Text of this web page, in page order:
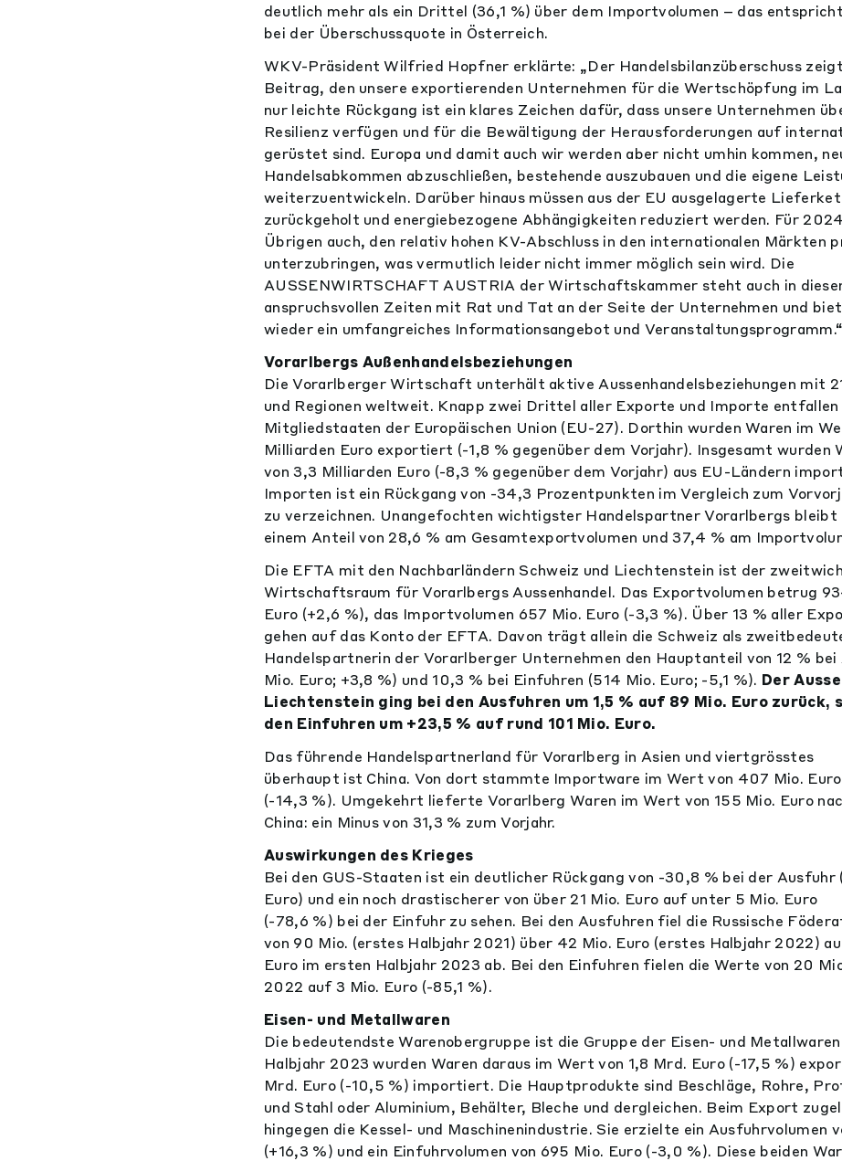
deutlich mehr als ein Drittel (36,1 %) über dem Importvolumen – das
bei der Überschussquote in Österreich.
WKV-Präsident Wilfried Hopfner erklärte: „Der Handelsbilanzüberschuss
Beitrag, den unsere exportierenden Unternehmen für die Wertschöpfung im
nur leichte Rückgang ist ein klares Zeichen dafür, dass unsere Unternehmen
Resilienz verfügen und für die Bewältigung der Herausforderungen auf
gerüstet sind. Europa und damit auch wir werden aber nicht umhin kommen,
Handelsabkommen abzuschließen, bestehende auszubauen und die eigene
weiterzuentwickeln. Darüber hinaus müssen aus der EU ausgelagerte
zurückgeholt und energiebezogene Abhängigkeiten reduziert werden. Für
Übrigen auch, den relativ hohen KV-Abschluss in den internationalen Märkten
unterzubringen, was vermutlich leider nicht immer möglich sein wird. Die
AUSSENWIRTSCHAFT AUSTRIA der Wirtschaftskammer steht auch in
anspruchsvollen Zeiten mit Rat und Tat an der Seite der Unternehmen und
wieder ein umfangreiches Informationsangebot und Veranstaltungsprogramm.“
Vorarlbergs Außenhandelsbeziehungen
Die Vorarlberger Wirtschaft unterhält aktive Aussenhandelsbeziehungen mit
und Regionen weltweit. Knapp zwei Drittel aller Exporte und Importe entfallen
Mitgliedstaaten der Europäischen Union (EU-27). Dorthin wurden Waren im
Milliarden Euro exportiert (-1,8 % gegenüber dem Vorjahr). Insgesamt wurden
von 3,3 Milliarden Euro (-8,3 % gegenüber dem Vorjahr) aus EU-Ländern
Importen ist ein Rückgang von -34,3 Prozentpunkten im Vergleich zum
zu verzeichnen. Unangefochten wichtigster Handelspartner Vorarlbergs
einem Anteil von 28,6 % am Gesamtexportvolumen und 37,4 % am
Die EFTA mit den Nachbarländern Schweiz und Liechtenstein ist der
Wirtschaftsraum für Vorarlbergs Aussenhandel. Das Exportvolumen betrug
Euro (+2,6 %), das Importvolumen 657 Mio. Euro (-3,3 %). Über 13 % aller
gehen auf das Konto der EFTA. Davon trägt allein die Schweiz als
Handelspartnerin der Vorarlberger Unternehmen den Hauptanteil von 12 % bei
Mio. Euro; +3,8 %) und 10,3 % bei Einfuhren (514 Mio. Euro; -5,1 %). Der
Liechtenstein ging bei den Ausfuhren um 1,5 % auf 89 Mio. Euro zurück,
den Einfuhren um +23,5 % auf rund 101 Mio. Euro.
Das führende Handelspartnerland für Vorarlberg in Asien und viertgrösstes
überhaupt ist China. Von dort stammte Importware im Wert von 407 Mio. Euro
(-14,3 %). Umgekehrt lieferte Vorarlberg Waren im Wert von 155 Mio. Euro
China: ein Minus von 31,3 % zum Vorjahr.
Auswirkungen des Krieges
Bei den GUS-Staaten ist ein deutlicher Rückgang von -30,8 % bei der Ausfuhr
Euro) und ein noch drastischerer von über 21 Mio. Euro auf unter 5 Mio. Euro
(-78,6 %) bei der Einfuhr zu sehen. Bei den Ausfuhren fiel die Russische
von 90 Mio. (erstes Halbjahr 2021) über 42 Mio. Euro (erstes Halbjahr 2022)
Euro im ersten Halbjahr 2023 ab. Bei den Einfuhren fielen die Werte von 20
2022 auf 3 Mio. Euro (-85,1 %).
Eisen- und Metallwaren
Die bedeutendste Warenobergruppe ist die Gruppe der Eisen- und
Halbjahr 2023 wurden Waren daraus im Wert von 1,8 Mrd. Euro (-17,5 %)
Mrd. Euro (-10,5 %) importiert. Die Hauptprodukte sind Beschläge, Rohre,
und Stahl oder Aluminium, Behälter, Bleche und dergleichen. Beim Export
hingegen die Kessel- und Maschinenindustrie. Sie erzielte ein Ausfuhrvolumen
(+16,3 %) und ein Einfuhrvolumen von 695 Mio. Euro (-3,0 %). Diese beiden